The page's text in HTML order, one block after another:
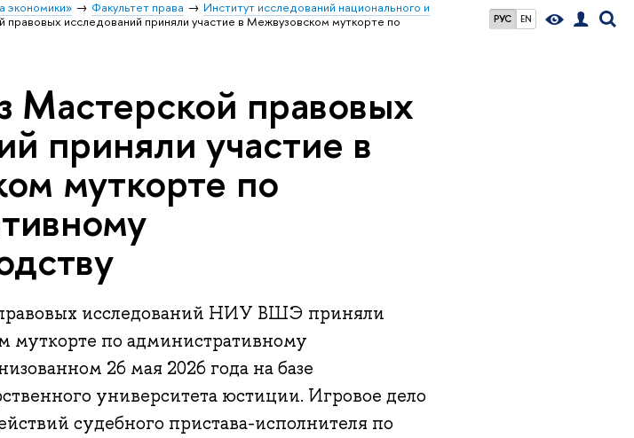
РУС EN
экономики» Факультет права
Институт исследований национального и
исследований приняли участие в Межвузовском муткорте по
Мастерской правовых
приняли участие в
муткорте по
исследований НИУ ВШЭ приняли
муткорте по административному
26 мая 2026 года на базе
университета юстиции. Игровое дело
судебного пристава-исполнителя по